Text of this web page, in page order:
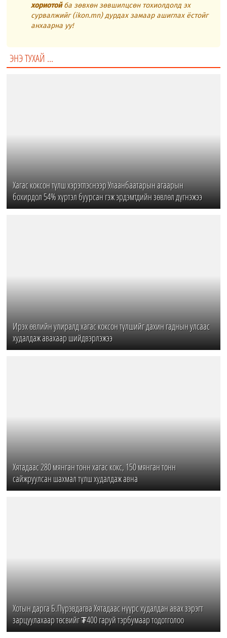
хориотойба зөвхөн зөвшилцсөн тохиолдолд эх
сурвалжийг (ikon.mn) дурдах замаар ашиглах ёстойг
анхаарна уу!
ЭНЭ ТУХАЙ ...
Хагас коксон түлш хэрэглэснээр Улаанбаатарын агаарын
бохирдол 54% хүртэл буурсан гэж эрдэмтдийн зөвлөл дүгнэжээ
Ирэх өвлийн улиралд хагас коксон түлшийг дахин гаднын улсаас
худалдаж авахаар шийдвэрлэжээ
Хятадаас 280 мянган тонн хагас кокс, 150 мянган тонн
сайжруулсан шахмал түлш худалдаж авна
Хотын дарга Б.Пүрэвдагва Хятадаас нүүрс худалдан авах зэрэгт
зарцуулахаар төсвийг ₮400 гаруй тэрбумаар тодотголоо